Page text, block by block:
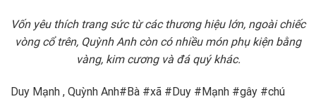
Vốn yêu thích trang sức từ các thương hiệu lớn, ngoài chiếc
vòng cổ trên, Quỳnh Anh còn có nhiều món phụ kiện bằng
vàng, kim cương và đá quý khác.
Duy Mạnh , Quỳnh Anh#Bà #xã #Duy #Mạnh #gây #chú